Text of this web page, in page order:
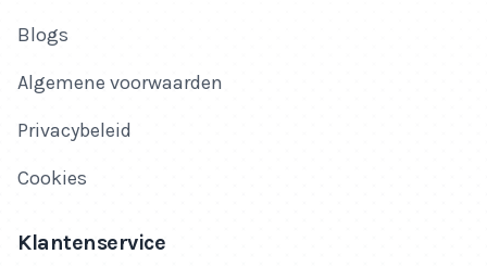
Blogs
Algemene voorwaarden
Privacybeleid
Cookies
Klantenservice